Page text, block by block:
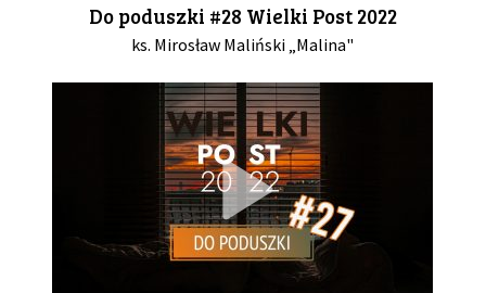
Do poduszki #28 Wielki Post 2022
ks. Mirosław Maliński „Malina"